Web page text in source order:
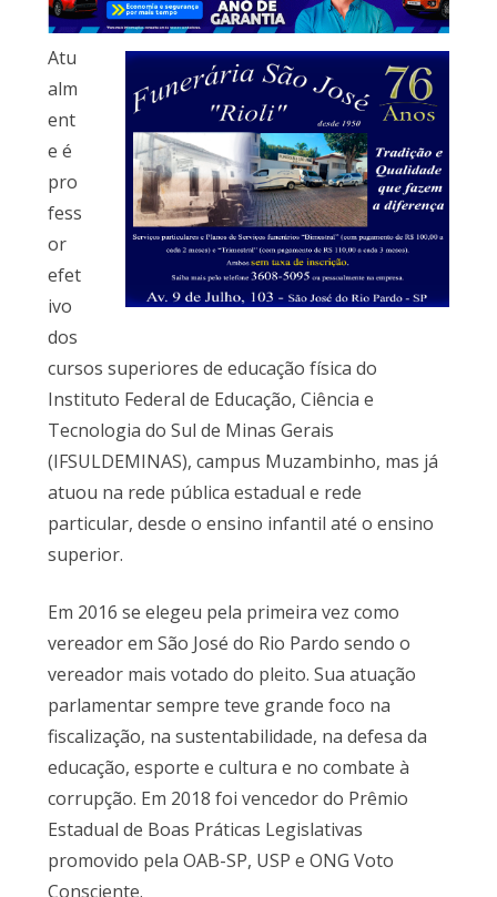
Atu
alm
ent
e é
pro
fess
or
efet
ivo
dos
cursos superiores de educação física do
Instituto Federal de Educação, Ciência e
Tecnologia do Sul de Minas Gerais
(IFSULDEMINAS), campus Muzambinho, mas já
atuou na rede pública estadual e rede
particular, desde o ensino infantil até o ensino
superior.
Em 2016 se elegeu pela primeira vez como
vereador em São José do Rio Pardo sendo o
vereador mais votado do pleito. Sua atuação
parlamentar sempre teve grande foco na
fiscalização, na sustentabilidade, na defesa da
educação, esporte e cultura e no combate à
corrupção. Em 2018 foi vencedor do Prêmio
Estadual de Boas Práticas Legislativas
promovido pela OAB-SP, USP e ONG Voto
Consciente.